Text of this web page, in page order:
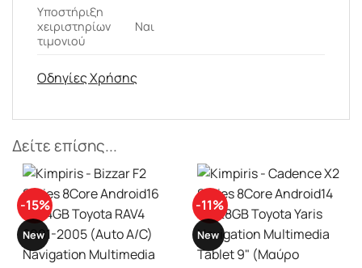
Υποστήριξη
χειριστηρίων
τιμονιού
Ναι
Οδηγίες Χρήσης
Δείτε επίσης...
-11%
New
-15%
New